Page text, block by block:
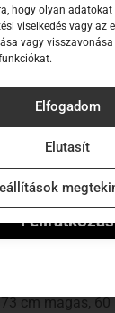
hogy olyan
viselkedés vagy az
vagy
Elfogadom
Elutasít
mosható
cm magas, 60
között
Feliratkozás